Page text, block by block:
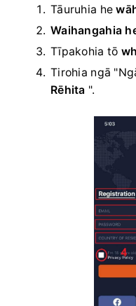
Tāuruhia he
Waihangahia
Tīpakohia tō
Tirohia ngā
Rēhita ".